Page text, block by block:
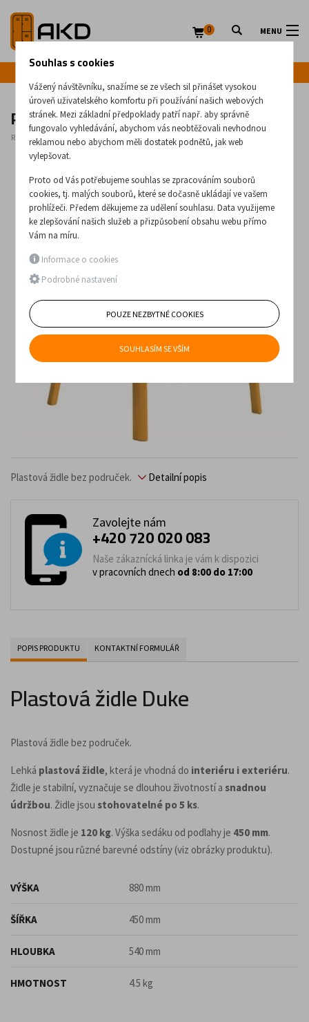
MENU
0
Plastová židle Duke
Rozměry: 450 x 540 (mm)
Plastová židle bez područek. Detailní popis
Zavolejte nám
+420 720 020 083
Naše zákaznícká linka je vám k dispozici
v pracovních dnech od 8:00 do 17:00
POPIS PRODUKTU KONTAKTNÍ FORMULÁŘ
Plastová židle Duke
Plastová židle bez područek.
Lehká plastová židle, která je vhodná do interiéru i exteriéru.
Židle je stabilní, vyznačuje se dlouhou životností a snadnou
údržbou. Židle jsou stohovatelné po 5 ks.
Nosnost židle je 120 kg. Výška sedáku od podlahy je 450 mm.
Dostupné jsou různé barevné odstíny (viz obrázky produktu).
VÝŠKA 880 mm
ŠÍŘKA 450 mm
HLOUBKA 540 mm
HMOTNOST 4.5 kg
Souhlas s cookies
Vážený návštěvníku, snažíme se ze všech sil přinášet vysokou
úroveň uživatelského komfortu při používání našich webových
stránek. Mezi základní předpoklady patří např. aby správně
fungovalo vyhledávání, abychom vás neobtěžovali nevhodnou
reklamou nebo abychom měli dostatek podnětů, jak web
vylepšovat.
Proto od Vás potřebujeme souhlas se zpracováním souborů
cookies, tj. malých souborů, které se dočasně ukládají ve vašem
prohlížeči. Předem děkujeme za udělení souhlasu. Data využijeme
ke zlepšování našich služeb a přizpůsobení obsahu webu přímo
Vám na míru.
Informace o cookies
Podrobné nastavení
POUZE NEZBYTNÉ COOKIES
SOUHLASÍM SE VŠÍM